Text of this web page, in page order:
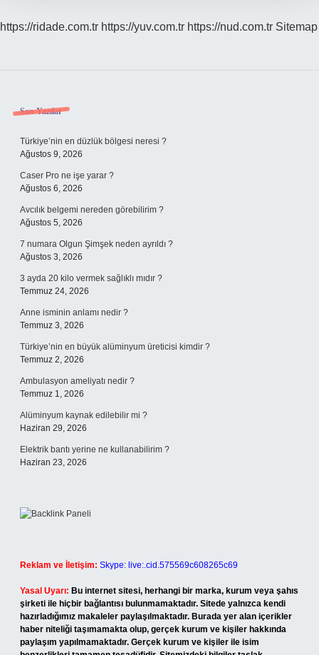
https://ridade.com.tr https://yuv.com.tr https://nud.com.tr Sitemap
Sidebar
Son Yazılar
Türkiye’nin en düzlük bölgesi neresi ?
Ağustos 9, 2026
Caser Pro ne işe yarar ?
Ağustos 6, 2026
Avcılık belgemi nereden görebilirim ?
Ağustos 5, 2026
7 numara Olgun Şimşek neden ayrıldı ?
Ağustos 3, 2026
3 ayda 20 kilo vermek sağlıklı mıdır ?
Temmuz 24, 2026
Anne isminin anlamı nedir ?
Temmuz 3, 2026
Türkiye’nin en büyük alüminyum üreticisi kimdir ?
Temmuz 2, 2026
Ambulasyon ameliyatı nedir ?
Temmuz 1, 2026
Alüminyum kaynak edilebilir mi ?
Haziran 29, 2026
Elektrik bantı yerine ne kullanabilirim ?
Haziran 23, 2026
Reklam ve İletişim: Skype: live:.cid.575569c608265c69
Yasal Uyarı: Bu internet sitesi, herhangi bir marka, kurum veya şahıs
şirketi ile hiçbir bağlantısı bulunmamaktadır. Sitede yalnızca kendi
hazırladığımız makaleler paylaşılmaktadır. Burada yer alan içerikler
haber niteliği taşımamakta olup, gerçek kurum ve kişiler hakkında
paylaşım yapılmamaktadır. Gerçek kurum ve kişiler ile isim